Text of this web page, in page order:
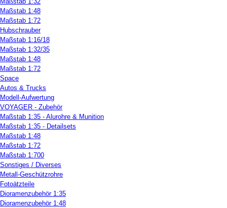
Maßstab 1:48
Maßstab 1:72
Hubschrauber
Maßstab 1:16/18
Maßstab 1:32/35
Maßstab 1:48
Maßstab 1:72
Space
Autos & Trucks
Modell-Aufwertung
VOYAGER - Zubehör
Maßstab 1:35 - Alurohre & Munition
Maßstab 1:35 - Detailsets
Maßstab 1:48
Maßstab 1:72
Maßstab 1:700
Sonstiges / Diverses
Metall-Geschützrohre
Fotoätzteile
Dioramenzubehör 1:35
Dioramenzubehör 1:48